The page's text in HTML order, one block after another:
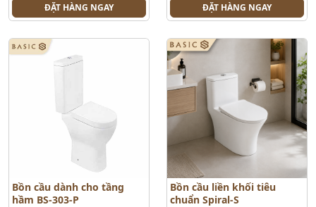
ĐẶT HÀNG NGAY
ĐẶT HÀNG NGAY
Bồn cầu dành cho tầng
hầm BS-303-P
Bồn cầu liền khối tiêu
chuẩn Spiral-S